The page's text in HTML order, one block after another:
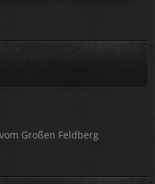
Großen Feldberg